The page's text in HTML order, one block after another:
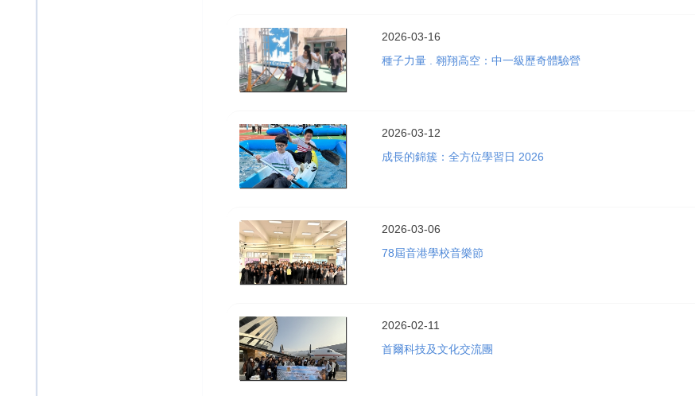
2026-03-16
種子力量 . 翱翔高空：中一級歷奇體驗營
2026-03-12
成長的錦簇：全方位學習日 2026
2026-03-06
78屆音港學校音樂節
2026-02-11
首爾科技及文化交流團